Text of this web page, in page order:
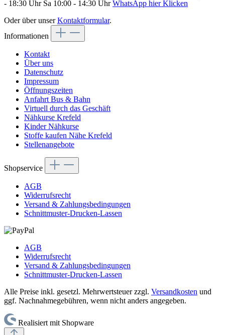
- 18:30 Uhr Sa 10:00 - 14:30 UhrWhatsApp hier Klicken
Oder über unserKontaktformular.
Informationen
Kontakt
Über uns
Datenschutz
Impressum
Öffnungszeiten
Anfahrt Bus & Bahn
Virtuell durch das Geschäft
Nähkurse Krefeld
Kinder Nähkurse
Stoffe kaufen Nähe Krefeld
Stellenangebote
Shopservice
AGB
Widerrufsrecht
Versand & Zahlungsbedingungen
Schnittmuster-Drucken-Lassen
AGB
Widerrufsrecht
Versand & Zahlungsbedingungen
Schnittmuster-Drucken-Lassen
Alle Preise inkl. gesetzl. Mehrwertsteuer zzgl. Versandkosten und
ggf. Nachnahmegebühren, wenn nicht anders angegeben.
Realisiert mit Shopware